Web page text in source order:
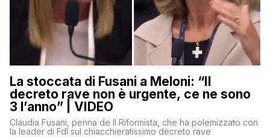
La stoccata di Fusani a Meloni: “Il
decreto rave non è urgente, ce ne sono
3 l’anno” | VIDEO
Claudia Fusani, penna de Il Riformista, che ha polemizzato con
la leader di FdI sul chiacchieratissimo decreto rave